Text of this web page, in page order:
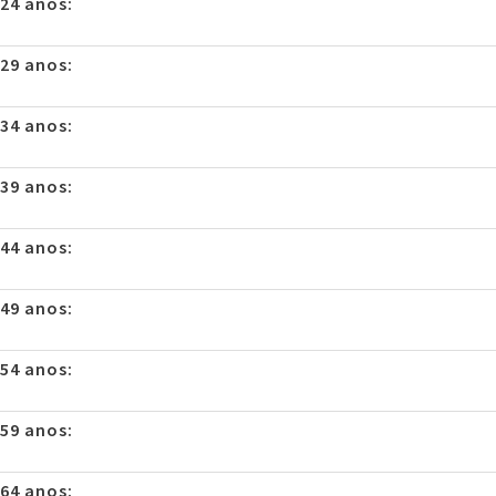
anos:
anos:
anos:
anos:
anos:
anos:
anos:
anos: